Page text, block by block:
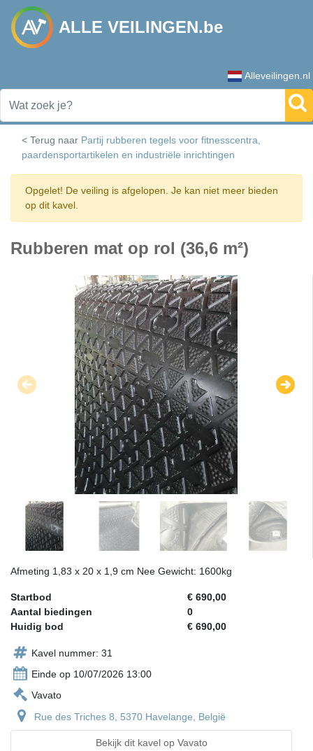
ALLE VEILINGEN.be
Alleveilingen.nl
< Terug naar Partij rubberen tegels voor fitnesscentra,
paardensportartikelen en industriële inrichtingen
Opgelet! De veiling is afgelopen. Je kan niet meer bieden
op dit kavel.
Rubberen mat op rol (36,6 m²)
Afmeting 1,83 x 20 x 1,9 cm Nee Gewicht: 1600kg
Startbod
€ 690,00
Aantal biedingen
0
Huidig bod
€ 690,00
Kavel nummer: 31
Einde op 10/07/2026 13:00
Vavato
Rue des Triches 8, 5370 Havelange, België
Bekijk dit kavel op Vavato